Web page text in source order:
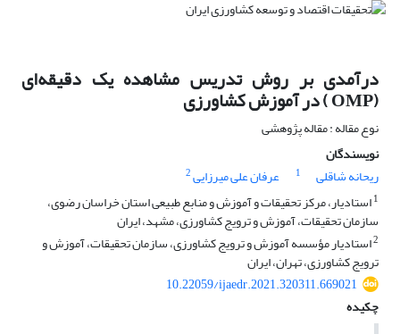
درآمدی بر روش تدریس مشاهده یک دقیقه‌‌ای
(OMP ) در آموزش کشاورزی
نوع مقاله : مقاله پژوهشی
نویسندگان
ریحانه شاقلی
1 عرفان علی میرزایی2
1استادیار، مرکز تحقیقات و آموزش و منابع طبیعی استان خراسان رضوی،
سازمان تحقیقات، آموزش و ترویج کشاورزی، مشهد، ایران
2استادیار مؤسسه آموزش و ترویج کشاورزی، سازمان تحقیقات، آموزش و
ترویج کشاورزی، تهران، ایران
10.22059/ijaedr.2021.320311.669021
چکیده